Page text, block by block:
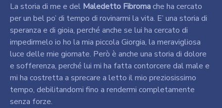
La storia di me e del Maledetto Fibromache ha cercato
per un bel po’ di tempo di rovinarmi la vita. E’ una storia di
speranza e di gioia, perché anche se lui ha cercato di
impedirmelo io ho la mia piccola Giorgia, la meravigliosa
luce delle mie giornate. Però è anche una storia di dolore
e sofferenza, perché lui mi ha fatta contorcere dal male e
mi ha costretta a sprecare a letto il mio preziosissimo
tempo, debilitandomi fino a rendermi completamente
senza forze.